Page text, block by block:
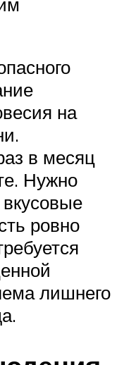
на
в месяц
Нужно
ровно
лишнего